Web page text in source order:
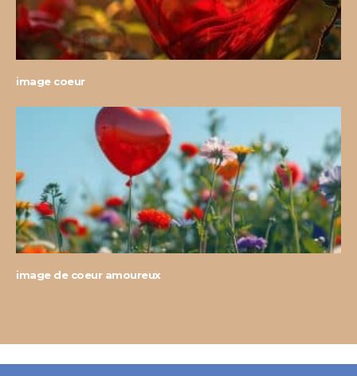
image coeur
image de coeur amoureux